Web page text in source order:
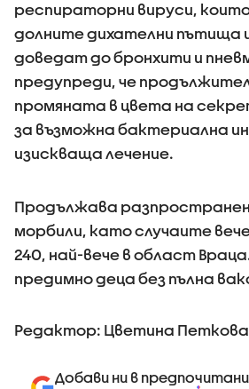
респираторни вируси,
долните дихателни пътища
доведат до бронхити и
предупреди, че
промяната в цвета на
за възможна бактериална
изискваща лечение.
Продължава
морбили, като случаите
240, най-вече в област
предимно деца без пълна
Редактор: Цветина Петкова
Добави ни в